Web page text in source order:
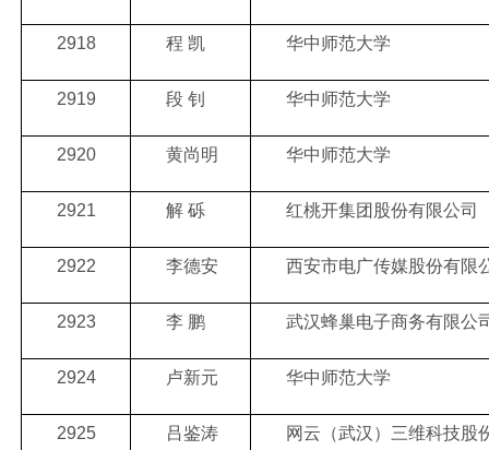
2918 程 凯 华中师范大学
2919 段 钊 华中师范大学
2920 黄尚明 华中师范大学
2921 解 砾 红桃开集团股份有限公司
2922 李德安 西安市电广传媒股份有限
2923 李 鹏 武汉蜂巢电子商务有限公
2924 卢新元 华中师范大学
2925 吕鉴涛 网云（武汉）三维科技股